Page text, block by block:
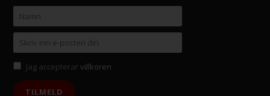
Jag accepterarvillkoren